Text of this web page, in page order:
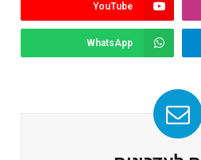
YouTube
WhatsApp